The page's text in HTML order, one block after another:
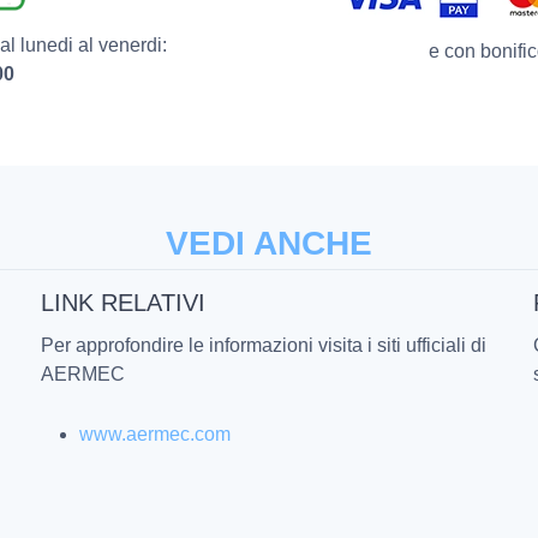
lunedi al venerdi:
e con
VEDI ANCHE
LINK RELATIVI
Per approfondire le informazioni visita i siti ufficiali di
AERMEC
www.aermec.com